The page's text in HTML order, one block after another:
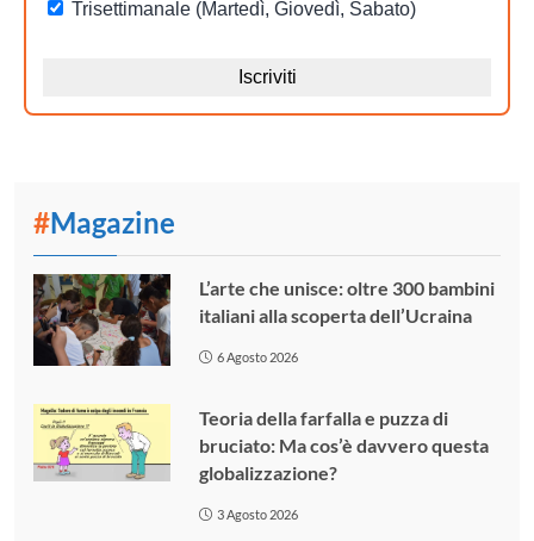
#Magazine
L’arte che unisce: oltre 300 bambini
italiani alla scoperta dell’Ucraina
6 Agosto 2026
Teoria della farfalla e puzza di
bruciato: Ma cos’è davvero questa
globalizzazione?
3 Agosto 2026